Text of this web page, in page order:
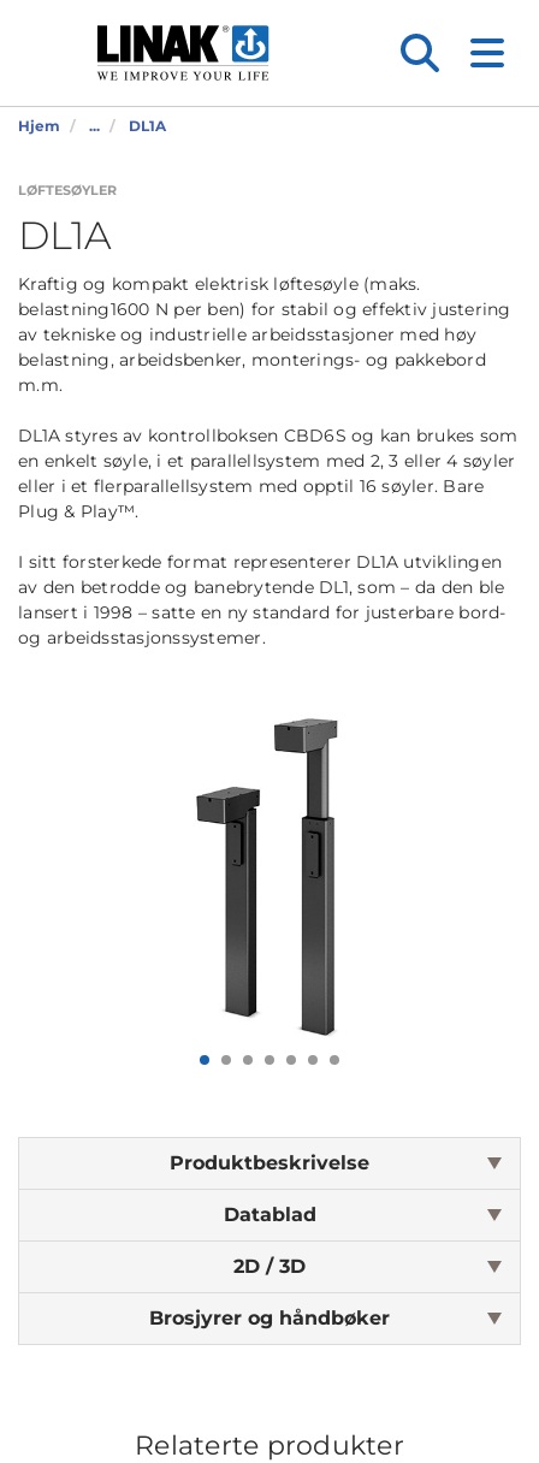
Hjem ... DL1A
LØFTESØYLER
DL1A
Kraftig og kompakt elektrisk løftesøyle (maks.
belastning1600 N per ben) for stabil og effektiv justering
av tekniske og industrielle arbeidsstasjoner med høy
belastning, arbeidsbenker, monterings- og pakkebord
m.m.
DL1A styres av kontrollboksen CBD6S og kan brukes som
en enkelt søyle, i et parallellsystem med 2, 3 eller 4 søyler
eller i et flerparallellsystem med opptil 16 søyler. Bare
Plug & Play™.
I sitt forsterkede format representerer DL1A utviklingen
av den betrodde og banebrytende DL1, som – da den ble
lansert i 1998 – satte en ny standard for justerbare bord-
og arbeidsstasjonssystemer.
Produktbeskrivelse
Datablad
2D / 3D
Brosjyrer og håndbøker
Relaterte produkter